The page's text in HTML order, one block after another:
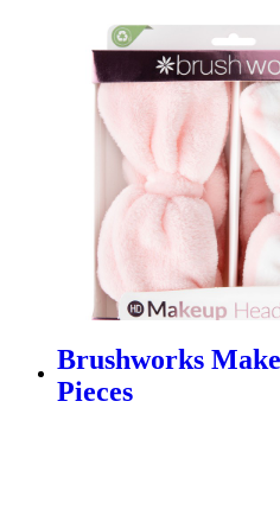
Brushworks
Pieces